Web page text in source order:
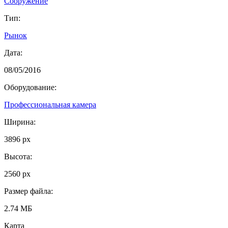
Тип:
Рынок
Дата:
08/05/2016
Оборудование:
Профессиональная камера
Ширина:
3896 px
Высота:
2560 px
Размер файла:
2.74 МБ
Карта